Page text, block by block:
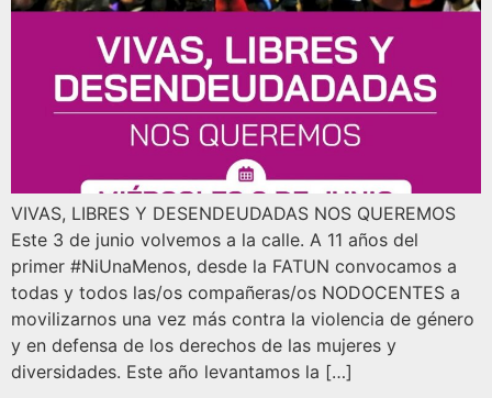
VIVAS, LIBRES Y DESENDEUDADAS NOS QUEREMOS
Este 3 de junio volvemos a la calle. A 11 años del
primer #NiUnaMenos, desde la FATUN convocamos a
todas y todos las/os compañeras/os NODOCENTES a
movilizarnos una vez más contra la violencia de género
y en defensa de los derechos de las mujeres y
diversidades. Este año levantamos la […]